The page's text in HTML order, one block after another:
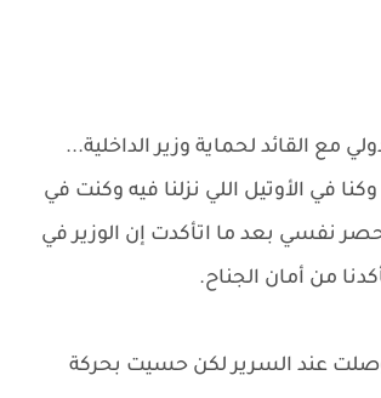
مع القائد لحماية وزير الداخلية...
في الأوتيل اللي نزلنا فيه وكنت في
نفسي بعد ما اتأكدت إن الوزير في
من أمان الجناح.
عند السرير لكن حسيت بحركة